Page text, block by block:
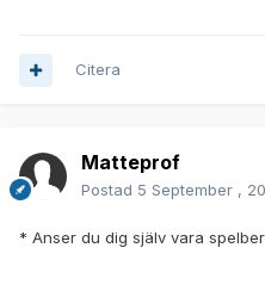
Citera
Matteprof
Postad 5 September ,
* Anser du dig själv vara